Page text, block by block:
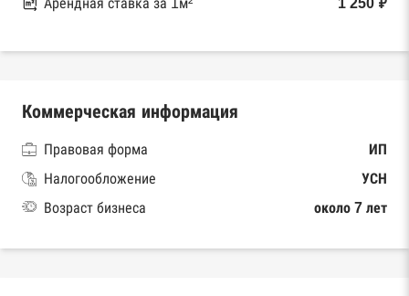
Коммерческая информация
Правовая форма
ИП
Налогообложение
УСН
Возраст бизнеса
около 7 лет